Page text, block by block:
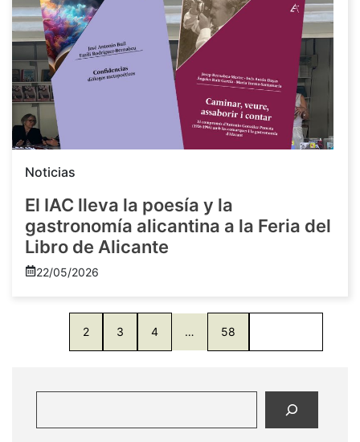
Noticias
El IAC lleva la poesía y la
gastronomía alicantina a la Feria del
Libro de Alicante
22/05/2026
2 3 4 … 58